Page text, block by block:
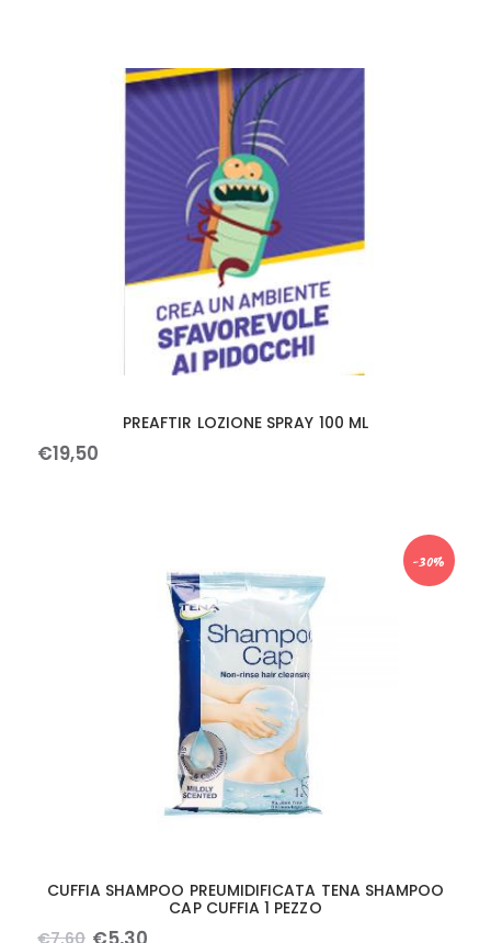
PREAFTIR LOZIONE SPRAY 100 ML
€19,50
-30%
CUFFIA SHAMPOO PREUMIDIFICATA TENA SHAMPOO
CAP CUFFIA 1 PEZZO
€7,60